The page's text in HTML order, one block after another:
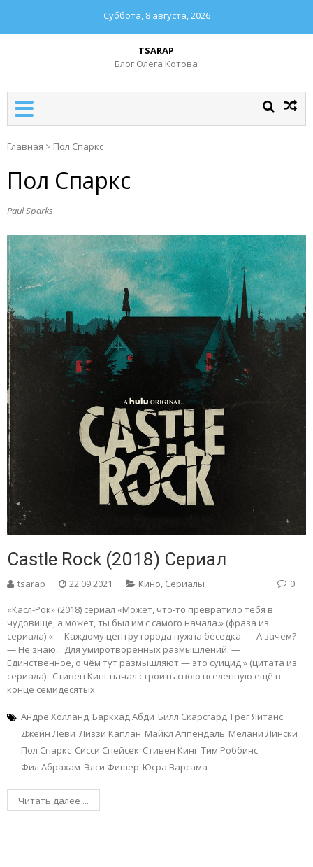
Суббота, 8 августа, 2026
TSARAP
Блог Олега Котова
Главная > Пол Спаркс
Пол Спаркс
Paul Sparks
Castle Rock (2018) Сериал
tsarap 22.09.2021 Кино, Сериалы 0
«Касл-Рок» (2018) сериал «Может, что-то превратило тебя в
чудовище, а может, ты был им с самого начала.» (фраза из
сериала) «— Каждому центру города нужна беседка. — А зачем?
— Не знаю... Для умиротворённых размышлений. —
Единственное, о чём тут размышляют — это суицид.» (цитата из
сериала) Стивен Кинг начал строить свою вселенную ещё в
конце семидесятых
Андре Холланд Баркхад Абди Билл Скарсгард Грег Яйтанс
Джейн Леви Лиззи Каплан Майкл Аппендаль Мелани Лински
Пол Спаркс Сисси Спейсек Стивен Кинг Тим Роббинс
Фил Абрахам Элси Фишер Юсра Варсама
Читать далее ...